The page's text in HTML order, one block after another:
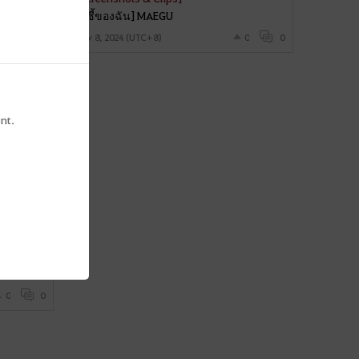
[คู่ซี้ของฉัน] MAEGU
0 0
Nov 8, 2024 (UTC+8)
0 0